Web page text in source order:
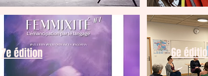
7e édition 6e